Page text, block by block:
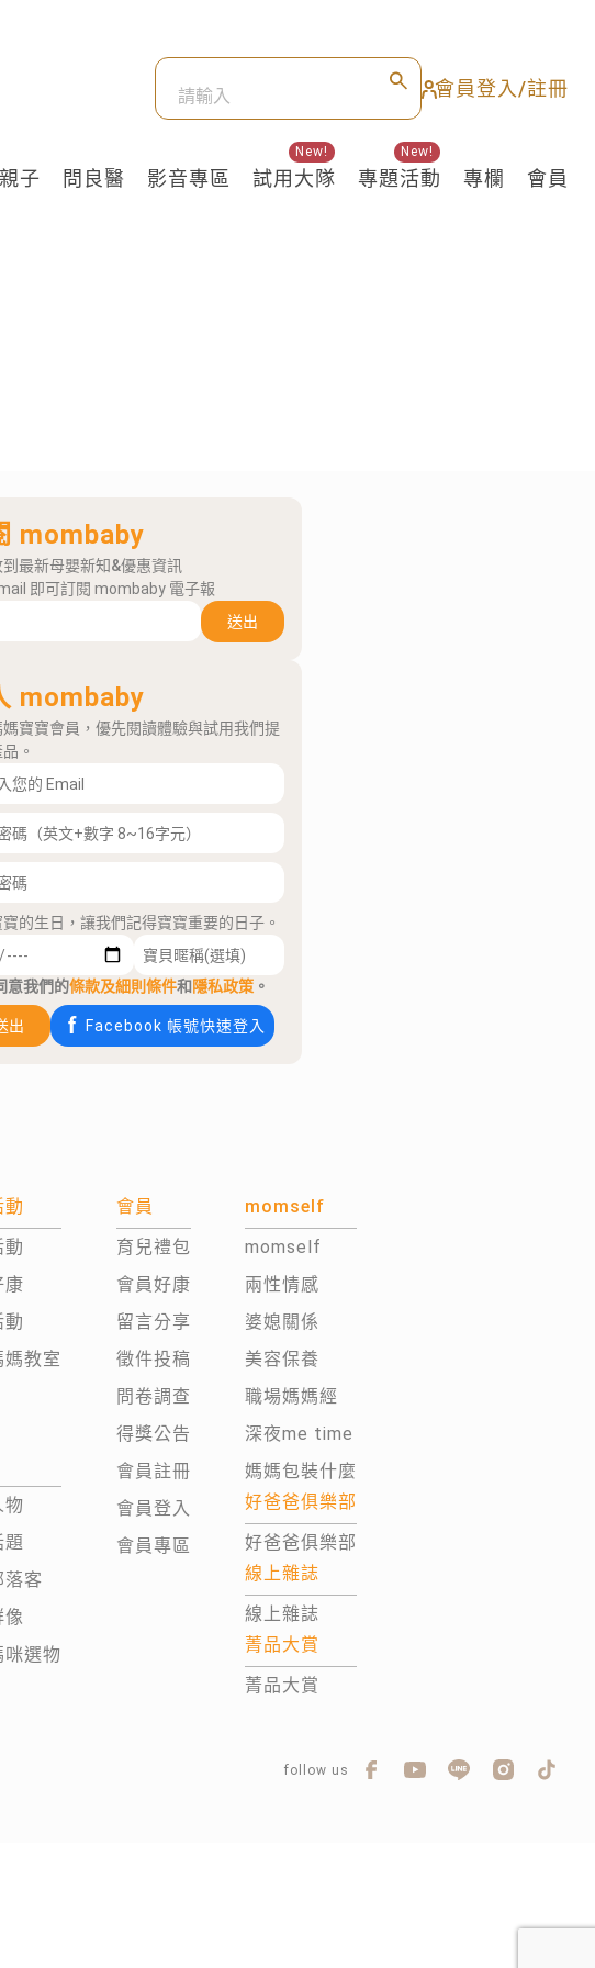
會員登入/註冊
親子 問良醫 影音專區 試用大隊
New!
專題活動
New!
專欄 會員
mombaby
最新母嬰新知&優惠資訊
即可訂閱 mombaby 電子報
送出
mombaby
寶寶會員，優先閱讀體驗與試用我們提
。
的生日，讓我們記得寶寶重要的日子。
意我們的條款及細則條件和隱私政策 。
出 Facebook 帳號快速登入
動
動
康
動
媽教室
物
題
落客
像
咪選物
會員
育兒禮包
會員好康
留言分享
徵件投稿
問卷調查
得獎公告
會員註冊
會員登入
會員專區
momself
momself
兩性情感
婆媳關係
美容保養
職場媽媽經
深夜me time
媽媽包裝什麼
好爸爸俱樂部
好爸爸俱樂部
線上雜誌
線上雜誌
菁品大賞
菁品大賞
follow us